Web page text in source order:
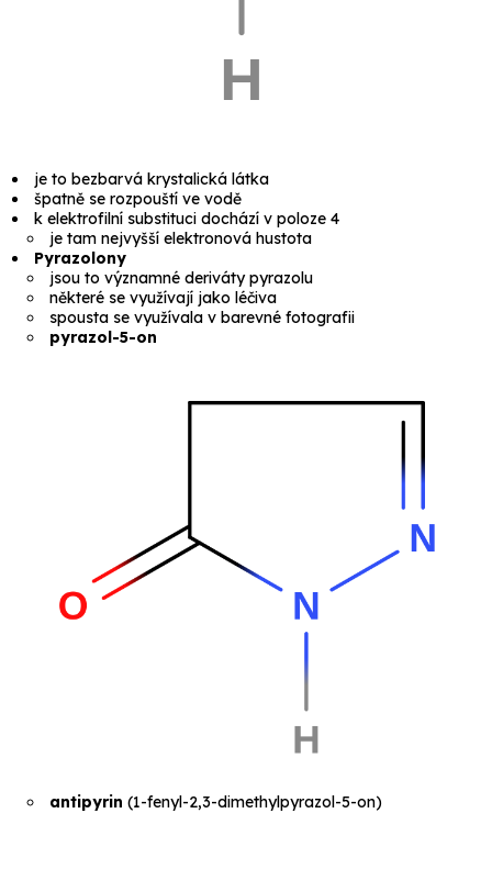
je to bezbarvá krystalická látka
špatně se rozpouští ve vodě
k elektrofilní substituci dochází v poloze 4
je tam nejvyšší elektronová hustota
Pyrazolony
jsou to významné deriváty pyrazolu
některé se využívají jako léčiva
spousta se využívala v barevné fotografii
pyrazol-5-on
antipyrin (1-fenyl-2,3-dimethylpyrazol-5-on)